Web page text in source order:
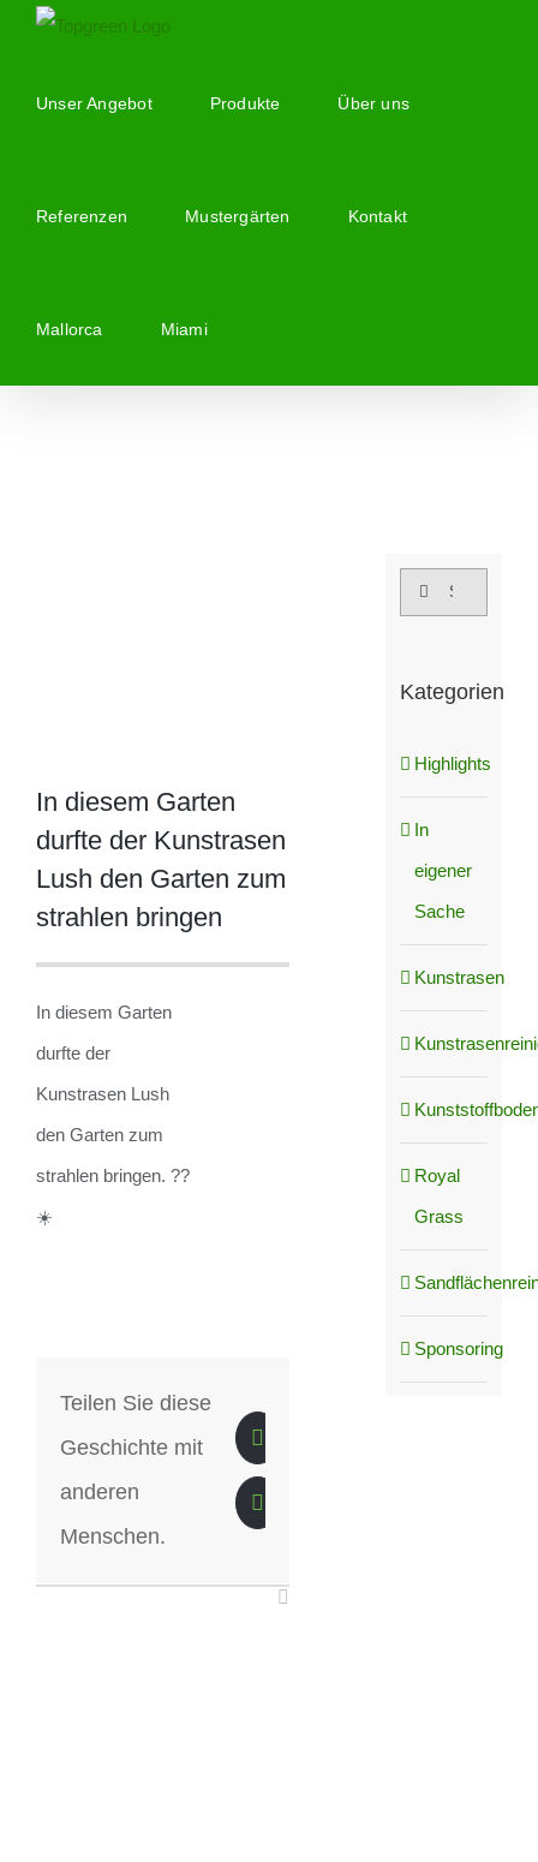
springenUnser Angebot Produkte Über uns
Referenzen Mustergärten Kontakt
Mallorca Miami
In diesem Garten
durfte der Kunstrasen
Lush den Garten zum
strahlen bringen
In diesem Garten
durfte der
Kunstrasen Lush
den Garten zum
strahlen bringen. ??
☀️
Teilen Sie diese
Geschichte mit
anderen
Menschen.
Suche
Kategorien
Highlights
In
eigener
Sache
Kunstrasen
Royal
Grass
Sponsoring